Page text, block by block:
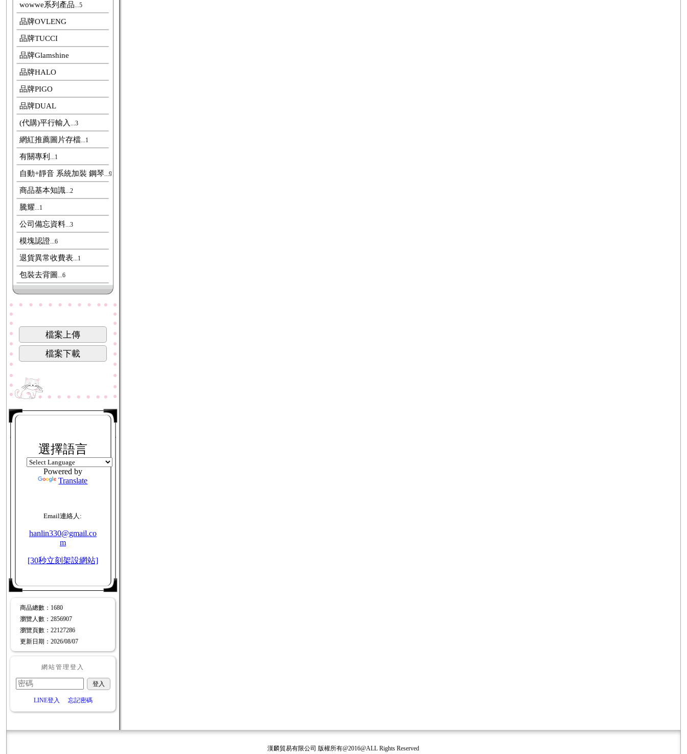
wowwe系列產品...5
品牌OVLENG
品牌TUCCI
品牌Glamshine
品牌HALO
品牌PIGO
品牌DUAL
(代購)平行輸入 ...3
網紅推薦圖片存檔...1
有關專利 ...1
自動+靜音 系統加裝 鋼琴...9
商品基本知識...2
騰耀...1
公司備忘資料...3
模塊認證...6
退貨異常收費表...1
包裝去背圖 ...6
檔案上傳
檔案下載
選擇語言
Powered by
Translate
Email連絡人:
hanlin330@gmail.co
m
[30秒立刻架設網站]
商品總數 ：1680
瀏覽人數 ：2856907
瀏覽頁數 ：22127286
更新日期 ：2026/08/07
網站管理登入
LINE登入 忘記密碼
漢麟貿易有限公司 版權所有@2016@ALL Rights Reserved